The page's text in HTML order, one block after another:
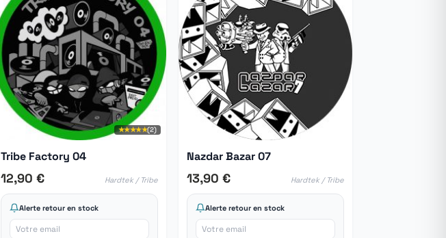
★★★★★(2)
Tribe Factory 04
12,90 € Hardtek / Tribe
Alerte retour en stock
Nazdar Bazar 07
13,90 € Hardtek / Tribe
Alerte retour en stock